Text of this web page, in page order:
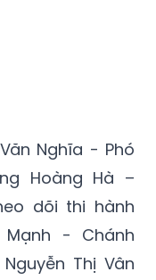
Nghĩa - Phó
Hoàng Hà –
dõi thi hành
- Chánh
Thị Vân